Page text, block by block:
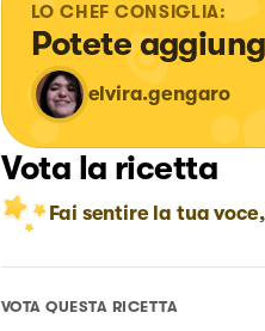
LO CHEF CONSIGLIA:
Potete
elvira.gengaro
Vota la ricetta
Fai sentire la tua
VOTA QUESTA RICETTA